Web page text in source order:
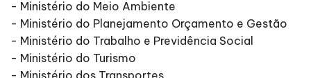
- Ministério do Meio Ambiente
- Ministério do Planejamento Orçamento e Gestão
- Ministério do Trabalho e Previdência Social
- Ministério do Turismo